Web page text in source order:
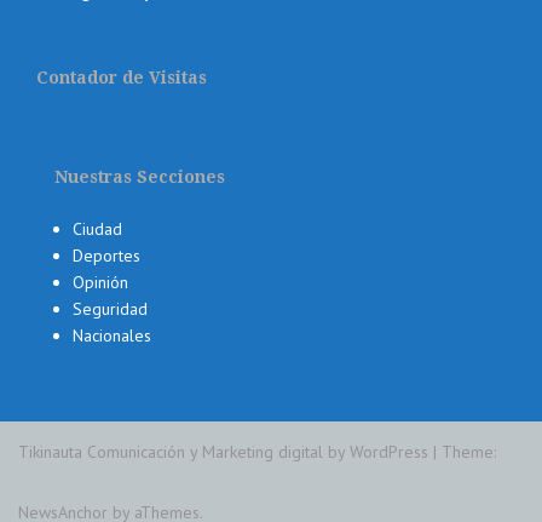
Contador de Visitas
Nuestras Secciones
Ciudad
Deportes
Opinión
Seguridad
Nacionales
Tikinauta Comunicación y Marketing digital by WordPress | Theme:
NewsAnchor by aThemes.